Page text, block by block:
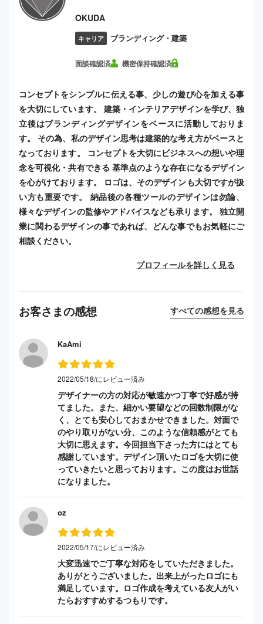
OKUDA
キャリア ブランディング・建築
面談確認済 機密保持確認済
コンセプトをシンプルに伝える事、少しの遊び心を加える事
を大切にしています。 建築・インテリアデザインを学び、独
立後はブランディングデザインをベースに活動しておりま
す。 その為、私のデザイン思考は建築的な考え方がベースと
なっております。 コンセプトを大切にビジネスへの想いや理
念を可視化・共有できる 基準点のような存在になるデザイン
を心がけております。 ロゴは、そのデザインも大切ですが扱
い方も重要です。 納品後の各種ツールのデザインは勿論、
様々なデザインの監修やアドバイスなども承ります。 独立開
業に関わるデザインの事であれば、どんな事でもお気軽にご
相談ください。
プロフィールを詳しく見る
お客さまの感想 すべての感想を見る
KaAmi
2022/05/18/にレビュー済み
デザイナーの方の対応が敏速かつ丁寧で好感が持
てました。また、細かい要望などの回数制限がな
く、とても安心しておまかせできました。対面で
のやり取りがない分、このような信頼感がとても
大切に思えます。今回担当下さった方にはとても
感謝しています。デザイン頂いたロゴを大切に使
っていきたいと思っております。この度はお世話
になりました。
oz
2022/05/17/にレビュー済み
大変迅速でご丁寧な対応をしていただきました。
ありがとうございました。出来上がったロゴにも
満足しています。ロゴ作成を考えている友人がい
たらおすすめするつもりです。